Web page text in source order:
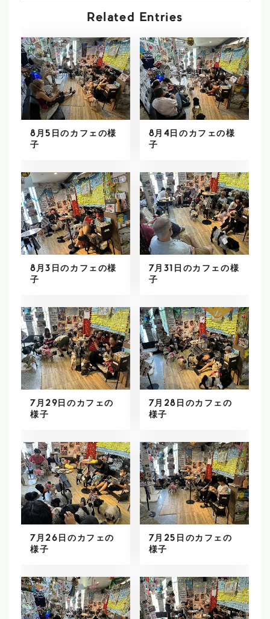
Related Entries
8月5日のカフェの様
子
8月4日のカフェの様
子
8月3日のカフェの様
子
7月31日のカフェの様
子
7月29日のカフェの
様子
7月28日のカフェの
様子
7月26日のカフェの
様子
7月25日のカフェの
様子